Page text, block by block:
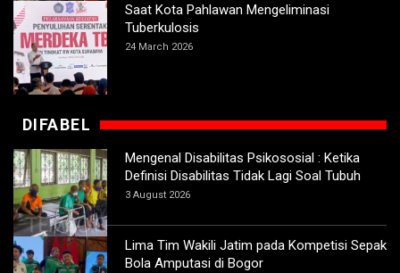
Saat Kota Pahlawan Mengeliminasi
Tuberkulosis
24 March 2026
DIFABEL
Mengenal Disabilitas Psikososial : Ketika
Definisi Disabilitas Tidak Lagi Soal Tubuh
3 August 2026
Lima Tim Wakili Jatim pada Kompetisi Sepak
Bola Amputasi di Bogor